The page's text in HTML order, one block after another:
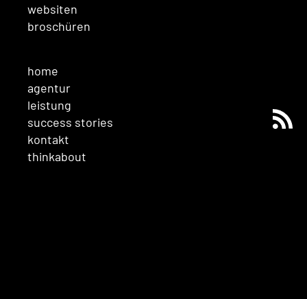
home
agentur
leistung
success stories
kontakt
thinkabout
websiten
broschüren